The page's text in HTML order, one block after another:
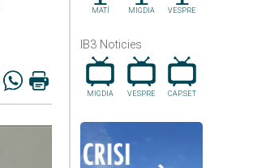
MATÍ MIGDIA VESPRE
IB3 Noticies
MIGDIA VESPRE CAP.SET